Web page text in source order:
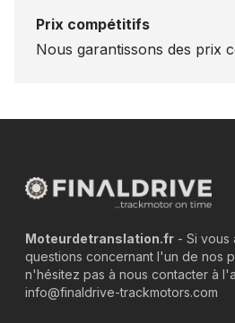
Prix compétitifs
Nous garantissons des prix
Moteurdetranslation.fr - Si vous
questions concernant l'un de nos
n'hésitez pas à nous contacter à
info@finaldrive-trackmotors.com